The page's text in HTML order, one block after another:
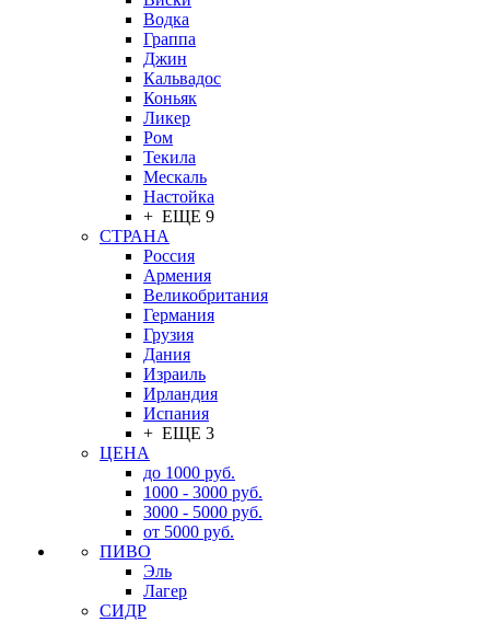
Водка
Граппа
Джин
Кальвадос
Коньяк
Ликер
Ром
Текила
Мескаль
Настойка
+ ЕЩЕ 9
СТРАНА
Россия
Армения
Великобритания
Германия
Грузия
Дания
Израиль
Ирландия
Испания
+ ЕЩЕ 3
ЦЕНА
до 1000 руб.
1000 - 3000 руб.
3000 - 5000 руб.
от 5000 руб.
ПИВО
Эль
Лагер
СИДР